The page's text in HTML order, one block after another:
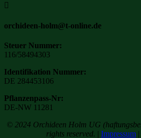

orchideen-holm@t-online.de
Steuer Nummer:
116/58494303
Identifikation Nummer:
DE 284453106
Pflanzenpass-Nr:
DE-NW 11281
© 2024 Orchideen Holm UG
rights reserved. | Impressum |